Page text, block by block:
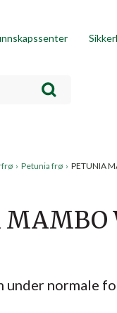
› Petunia frø › PETUNIA
MAMBO
under normale